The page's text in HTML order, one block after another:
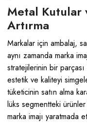
Metal Kutular
Artırma
Markalar için ambalaj,
aynı zamanda marka
stratejilerinin bir parçası
estetik ve kaliteyi
tüketicinin satın alma
lüks segmentteki
marka imajı yaratmada